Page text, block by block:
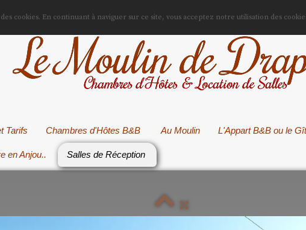
cookies. En continuant à naviguer sur ce site, vous acceptez notre utilisation des
Le Moulin de
Chambres d'Hôtes & Location de Salles
Tarifs Chambres d'Hôtes B&B Au Moulin L'Appart B&B ou le
en Anjou.. Salles de Réception